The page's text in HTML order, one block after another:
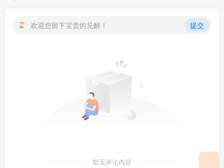
欢迎您留下宝贵的见解！ 提交
暂无评论内容